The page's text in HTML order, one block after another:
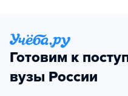
Готовим к
вузы России